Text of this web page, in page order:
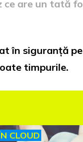
ce are un tată
în siguranță
timpurile.
CLOUD